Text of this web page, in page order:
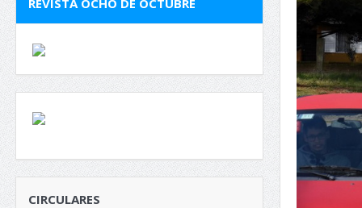
REVISTA OCHO DE OCTUBRE
CIRCULARES